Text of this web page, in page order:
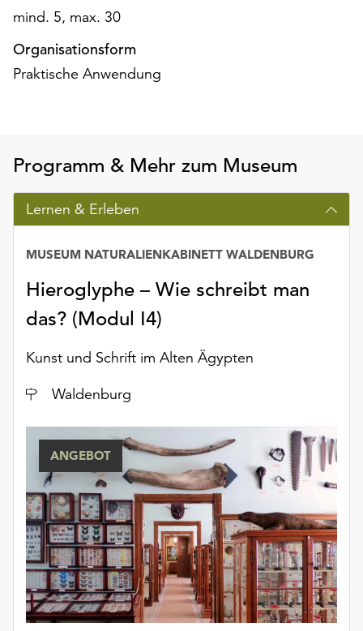
anpassen,
erreichen
Sie
die
Einstellungen
„Auswählen“.
Weitere
Informationen
finden
unserer
Datenschutzerklärung
oder
Impressum
mind. 5, max. 30
Organisationsform
Praktische Anwendung
Programm & Mehr zum Museum
Lernen & Erleben
Hieroglyphe – Wie schreibt man
das? (Modul I4)
MUSEUM NATURALIENKABINETT WALDENBURG
Kunst und Schrift im Alten Ägypten
Ort
Waldenburg
ANGEBOT